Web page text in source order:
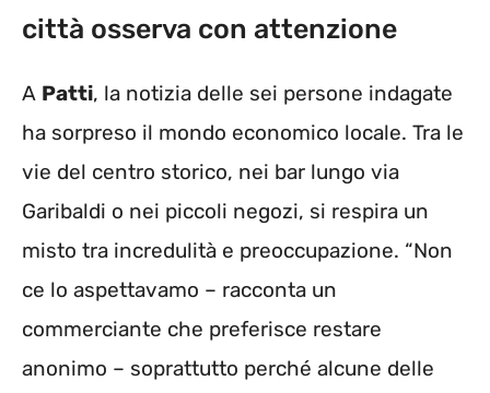
città osserva con attenzione
A Patti, la notizia delle sei persone indagate
ha sorpreso il mondo economico locale. Tra le
vie del centro storico, nei bar lungo via
Garibaldi o nei piccoli negozi, si respira un
misto tra incredulità e preoccupazione. “Non
ce lo aspettavamo – racconta un
commerciante che preferisce restare
anonimo – soprattutto perché alcune delle